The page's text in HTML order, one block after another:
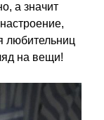
а значит
любительниц
на вещи!